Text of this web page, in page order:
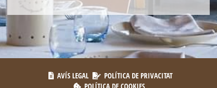
AVÍS LEGAL
POLÍTICA DE PRIVACITAT
POLÍTICA DE COOKIES